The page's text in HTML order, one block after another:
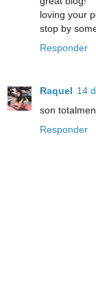
loving your
stop by
Responder
Raquel 14
son
Responder